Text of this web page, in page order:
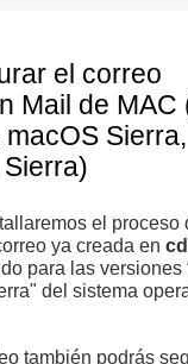
el correo
Mail de MAC
Sierra,
el proceso
ya creada en
para las versiones
del sistema
también podrás